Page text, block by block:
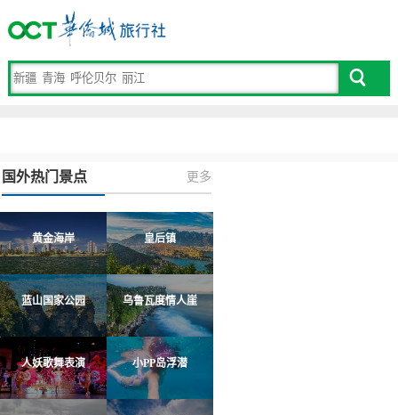
国外热门景点 更多
黄金海岸 皇后镇
蓝山国家公园 乌鲁瓦度情人崖
人妖歌舞表演 小PP岛浮潜